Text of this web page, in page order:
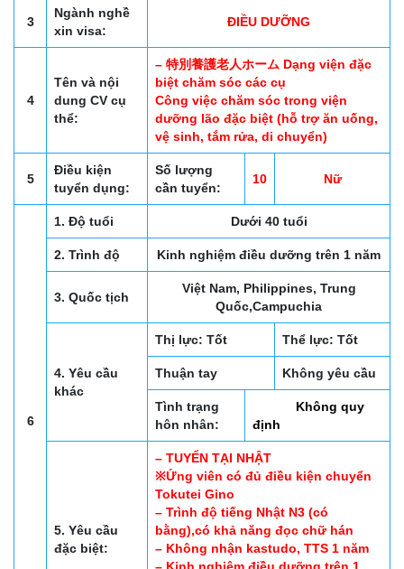
3
Ngành nghề
xin visa:
ĐIỀU DƯỠNG
4
Tên và nội
dung CV cụ
thể:
– 特別養護老人ホーム Dạng viện đặc
biệt chăm sóc các cụ
Công việc chăm sóc trong viện
dưỡng lão đặc biệt (hỗ trợ ăn uống,
vệ sinh, tắm rửa, di chuyển)
5
Điều kiện
tuyển dụng:
Số lượng
cần tuyển:
10 Nữ
6
1. Độ tuổi Dưới 40 tuổi
2. Trình độ Kinh nghiệm điều dưỡng trên 1 năm
3. Quốc tịch
Việt Nam, Philippines, Trung
Quốc,Campuchia
4. Yêu cầu
khác
Thị lực: Tốt Thể lực: Tốt
Thuận tay Không yêu cầu
Tình trạng
hôn nhân:
Không quy
định
5. Yêu cầu
đặc biệt:
– TUYỂN TẠI NHẬT
※Ứng viên có đủ điều kiện chuyển
Tokutei Gino
– Trình độ tiếng Nhật N3 (có
bằng),có khả năng đọc chữ hán
– Không nhận kastudo, TTS 1 năm